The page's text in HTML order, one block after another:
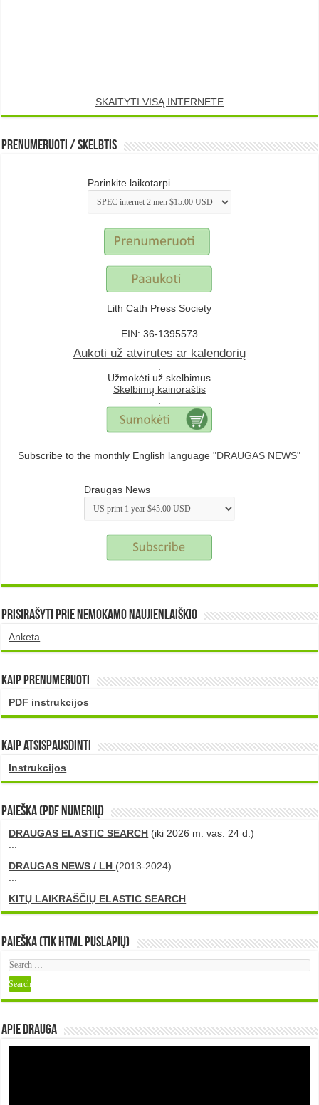
SKAITYTI VISĄ INTERNETE
Prenumeruoti / Skelbtis
Parinkite laikotarpi
Lith Cath Press Society
EIN: 36-1395573
Aukoti už atvirutes ar kalendorių
.
Užmokėti už skelbimus
Skelbimų kainoraštis
.
Subscribe to the monthly English language"DRAUGAS NEWS"
Draugas News
Prisirašyti prie nemokamo naujienlaiškio
Anketa
Kaip prenumeruoti
PDF instrukcijos
Kaip atsispausdinti
Instrukcijos
PAIEŠKA (PDF numerių)
DRAUGAS ELASTIC SEARCH (iki 2026 m. vas. 24 d.)
DRAUGAS NEWS / LH (2013-2024)
KITŲ LAIKRAŠČIŲ ELASTIC SEARCH
Paieška (tik HTML puslapių)
Apie DRAUGA